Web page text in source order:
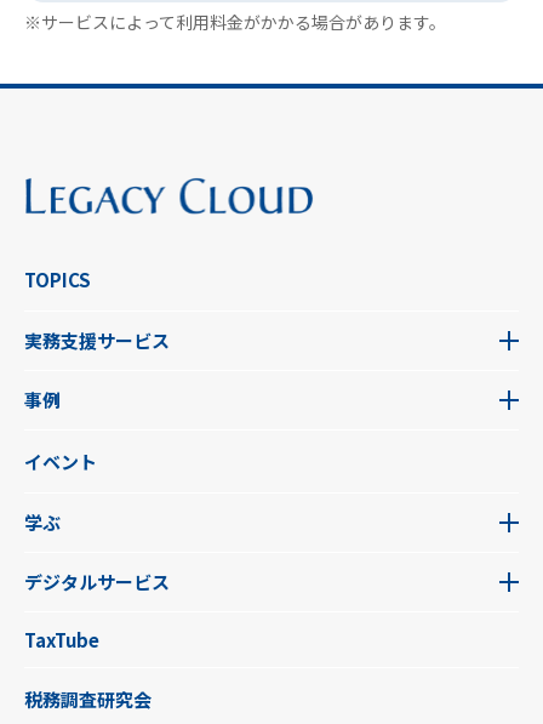
※サービスによって利用料金がかかる場合があります。
TOPICS
実務支援サービス
事例
イベント
学ぶ
デジタルサービス
TaxTube
税務調査研究会